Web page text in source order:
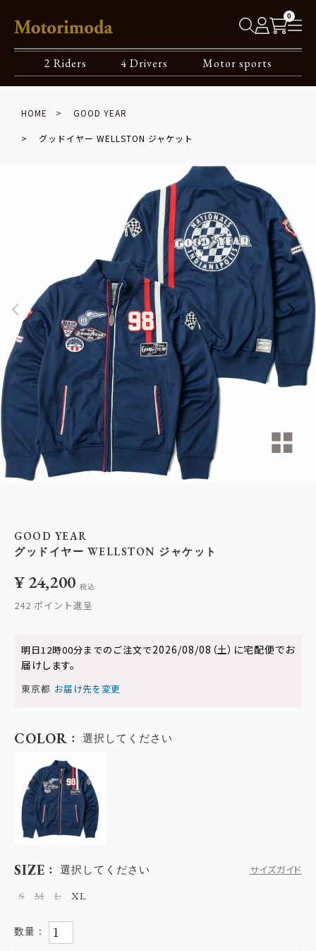
0
2 Riders 4 Drivers Motor sports
HOME GOOD YEAR
グッドイヤー WELLSTON ジャケット
GOOD YEAR
グッドイヤー WELLSTON ジャケット
¥24,200 税込
242
明日12時00分までのご注文で2026/08/08（土） に宅配便でお
届けします。
東京都 お届け先を変更
SIZE 選択してください
サイズガイド
S
M L XL
COLOR 選択してください